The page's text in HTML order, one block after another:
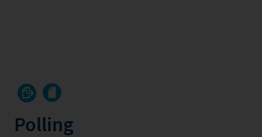
Polling